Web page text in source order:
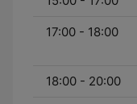
17:00 - 18:00
18:00 - 20:00